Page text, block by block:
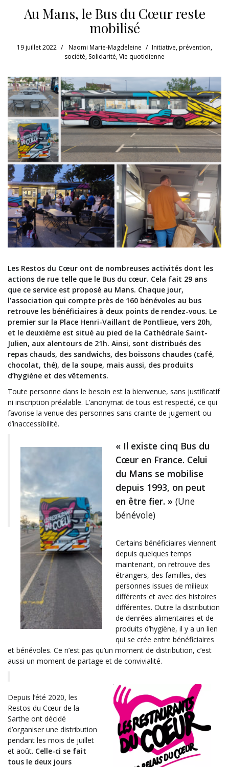
Au Mans, le Bus du Cœur reste
mobilisé
19 juillet 2022 Naomi Marie-Magdeleine Initiative,prévention,
société, Solidarité,Vie quotidienne
Les Restos du Cœur ont de nombreuses activités dont les
actions de rue telle que le Bus du cœur. Cela fait 29 ans
que ce service est proposé au Mans. Chaque jour,
l’association qui compte près de 160 bénévoles au bus
retrouve les bénéficiaires à deux points de rendez-vous. Le
premier sur la Place Henri-Vaillant de Pontlieue, vers 20h,
et le deuxième est situé au pied de la Cathédrale Saint-
Julien, aux alentours de 21h. Ainsi, sont distribués des
repas chauds, des sandwichs, des boissons chaudes (café,
chocolat, thé), de la soupe, mais aussi, des produits
d’hygiène et des vêtements.
Toute personne dans le besoin est la bienvenue, sans justificatif
ni inscription préalable. L’anonymat de tous est respecté, ce qui
favorise la venue des personnes sans crainte de jugement ou
d’inaccessibilité.
« Il existe cinq Bus du
Cœur en France. Celui
du Mans se mobilise
depuis 1993, on peut
en être fier. »(Une
bénévole)
Certains bénéficiaires viennent
depuis quelques temps
maintenant, on retrouve des
étrangers, des familles, des
personnes issues de milieux
différents et avec des histoires
différentes. Outre la distribution
de denrées alimentaires et de
produits d’hygiène, il y a un lien
qui se crée entre bénéficiaires
et bénévoles. Ce n’est pas qu’un moment de distribution, c’est
aussi un moment de partage et de convivialité.
Depuis l’été 2020, les
Restos du Cœur de la
Sarthe ont décidé
d’organiser une distribution
pendant les mois de juillet
et août. Celle-ci se fait
tous le deux jours